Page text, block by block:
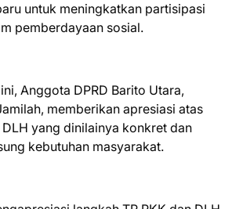
untuk meningkatkan partisipasi
pemberdayaan sosial.
Anggota DPRD Barito Utara,
memberikan apresiasi atas
yang dinilainya konkret dan
kebutuhan masyarakat.